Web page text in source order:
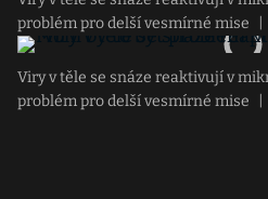
problém pro delší vesmírné mise
Viry v těle se snáze reaktivují v
problém pro delší vesmírné mise